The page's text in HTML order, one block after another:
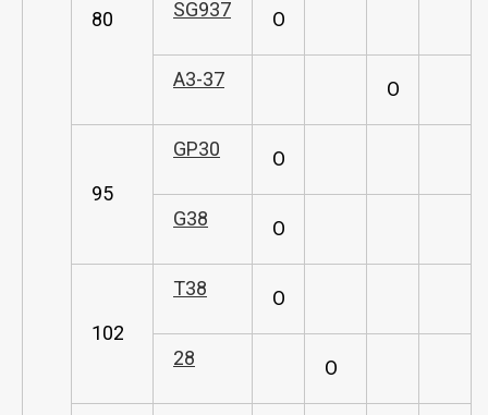
80 SG937 O
A3-37 O
95
GP30 O
G38 O
102
T38 O
28 O